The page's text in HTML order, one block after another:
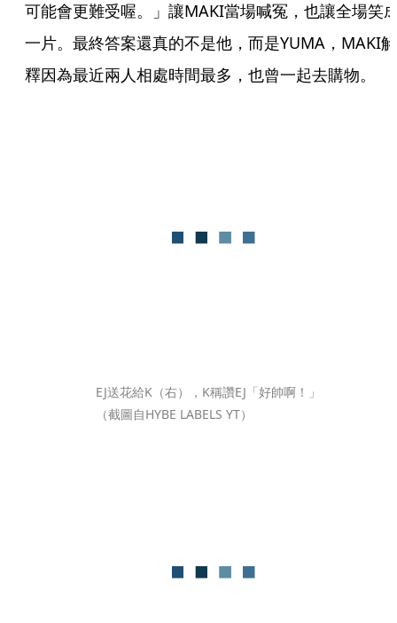
可能會更難受喔。」讓MAKI當場喊冤，也讓全場笑
一片。最終答案還真的不是他，而是YUMA，MAKI解
釋因為最近兩人相處時間最多，也曾一起去購物。
EJ送花給K（右），K稱讚EJ「好帥啊！」
（截圖自HYBE LABELS YT）